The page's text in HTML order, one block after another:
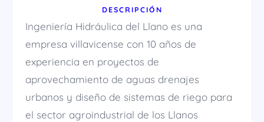
DESCRIPCIÓN
Ingeniería Hidráulica del Llano es una
empresa villavicense con 10 años de
experiencia en proyectos de
aprovechamiento de aguas drenajes
urbanos y diseño de sistemas de riego para
el sector agroindustrial de los Llanos